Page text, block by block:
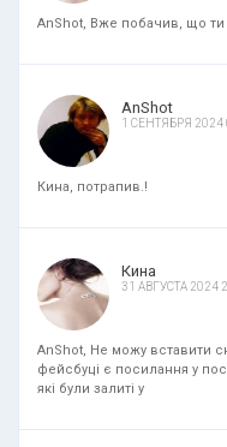
AnShot, Вже побачив, що ти
AnShot
1 СЕНТЯБРЯ 2024
Кина, потрапив.!
Кина
31 АВГУСТА 2024
AnShot, Не можу вставити
фейсбуці є посилання у
які були залиті у